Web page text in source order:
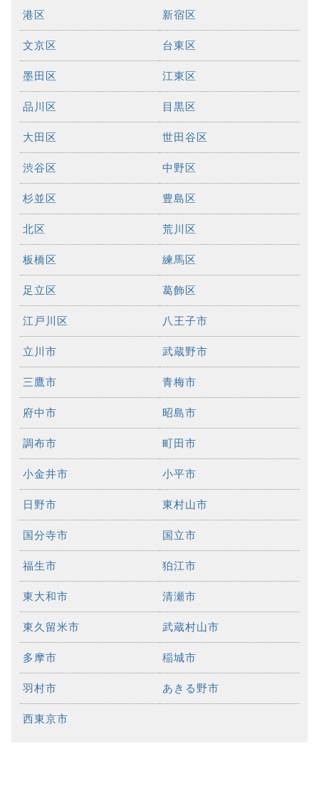
港区 新宿区
文京区 台東区
墨田区 江東区
品川区 目黒区
大田区 世田谷区
渋谷区 中野区
杉並区 豊島区
北区 荒川区
板橋区 練馬区
足立区 葛飾区
江戸川区 八王子市
立川市 武蔵野市
三鷹市 青梅市
府中市 昭島市
調布市 町田市
小金井市 小平市
日野市 東村山市
国分寺市 国立市
福生市 狛江市
東大和市 清瀬市
東久留米市 武蔵村山市
多摩市 稲城市
羽村市 あきる野市
西東京市